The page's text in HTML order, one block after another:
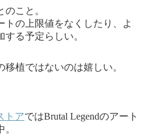
こと。
トの上限値をなくしたり、よ
る予定らしい。
植ではないのは嬉しい。
トアではBrutal Legendのアート